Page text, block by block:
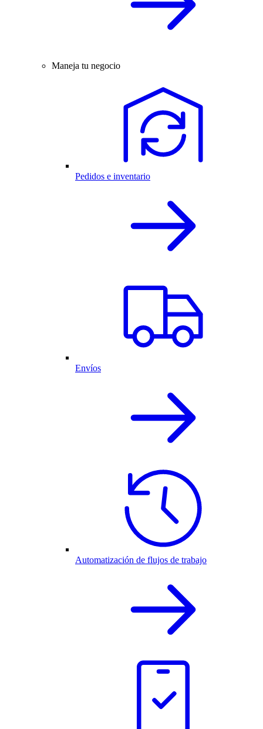
Maneja tu negocio
Pedidos e inventario
Envíos
Automatización de flujos de trabajo